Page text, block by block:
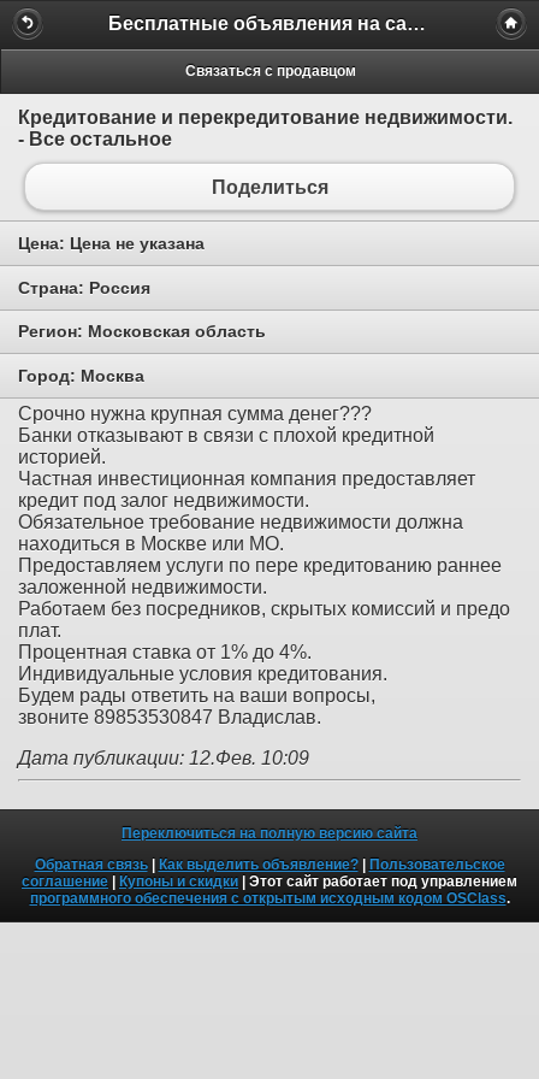
Бесплатные объявления на сайте MILAMO.ru
Связаться с продавцом
Кредитование и перекредитование недвижимости.
- Все остальное
Поделиться
Цена: Цена не указана
Страна: Россия
Регион: Московская область
Город: Москва
Срочно нужна крупная сумма денег???
Банки отказывают в связи с плохой кредитной
историей.
Частная инвестиционная компания предоставляет
кредит под залог недвижимости.
Обязательное требование недвижимости должна
находиться в Москве или МО.
Предоставляем услуги по пере кредитованию раннее
заложенной недвижимости.
Работаем без посредников, скрытых комиссий и предо
плат.
Процентная ставка от 1% до 4%.
Индивидуальные условия кредитования.
Будем рады ответить на ваши вопросы,
звоните 89853530847 Владислав.
Дата публикации: 12.Фев. 10:09
Переключиться на полную версию сайта
Обратная связь| Как выделить объявление?| Пользовательское
соглашение | Купоны и скидки | Этот сайт работает под управлением
программного обеспечения с открытым исходным кодом OSClass.